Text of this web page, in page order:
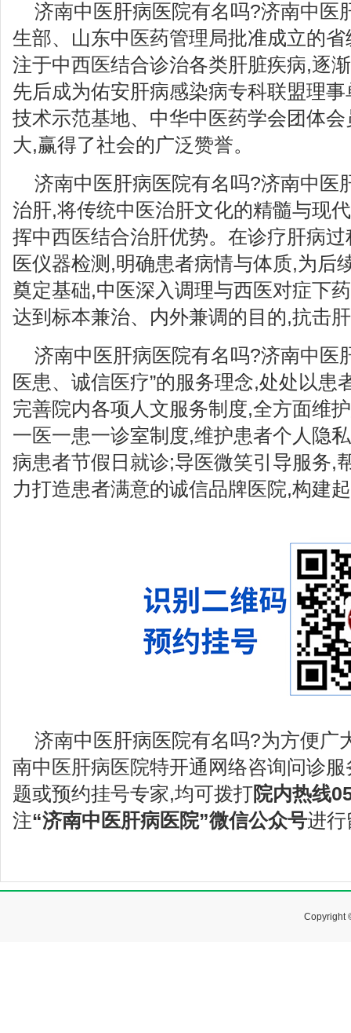
济南中医肝病医院有名吗?济南中医
生部、山东中医药管理局批准成立的
注于中西医结合诊治各类肝脏疾病,逐
先后成为佑安肝病感染病专科联盟理
技术示范基地、中华中医药学会团体
大,赢得了社会的广泛赞誉。
济南中医肝病医院有名吗?济南中医
治肝,将传统中医治肝文化的精髓与现
挥中西医结合治肝优势。在诊疗肝病
医仪器检测,明确患者病情与体质,为后
奠定基础,中医深入调理与西医对症下
达到标本兼治、内外兼调的目的,抗击
济南中医肝病医院有名吗?济南中医
医患、诚信医疗”的服务理念,处处以患
完善院内各项人文服务制度,全方面维
一医一患一诊室制度,维护患者个人隐
病患者节假日就诊;导医微笑引导服务,
力打造患者满意的诚信品牌医院,构建
济南中医肝病医院有名吗?为方便广
南中医肝病医院特开通网络咨询问诊
题或预约挂号专家,均可拨打院内热线
注“济南中医肝病医院”微信公众号进行
Copyright